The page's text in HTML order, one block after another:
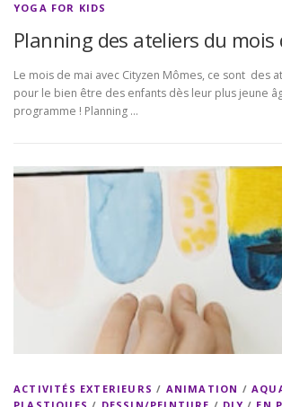
YOGA FOR KIDS
Planning des ateliers du mois
Le mois de mai avec Cityzen Mômes, ce sont des
pour le bien être des enfants dès leur plus jeune
programme ! Planning …
ACTIVITÉS EXTERIEURS / ANIMATION /